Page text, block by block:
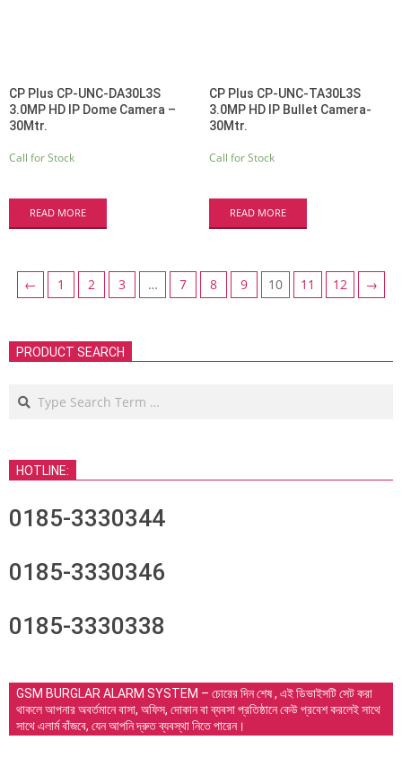
CP Plus CP-UNC-DA30L3S
3.0MP HD IP Dome Camera –
30Mtr.
Call for Stock
READ MORE
CP Plus CP-UNC-TA30L3S
3.0MP HD IP Bullet Camera-
30Mtr.
Call for Stock
READ MORE
← 1 2 3 … 7 8 9 10 11 12 →
PRODUCT SEARCH
Search
HOTLINE:
0185-3330344
0185-3330346
0185-3330338
GSM BURGLAR ALARM SYSTEM – চোরের দিন শেষ , এই ডিভাইসটি সেট করা
থাকলে আপনার অবর্তমানে বাসা, অফিস, দোকান বা ব্যবসা প্রতিষ্ঠানে কেউ প্রবেশ করলেই সাথে
সাথে এলার্ম বাঁজবে, যেন আপনি দ্রুত ব্যবস্থা নিতে পারেন।